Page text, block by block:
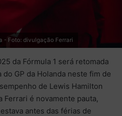
- Foto: divulgação Ferrari
da Fórmula 1 será retomada
do GP da Holanda neste fim de
de Lewis Hamilton
Ferrari é novamente pauta,
antes das férias de